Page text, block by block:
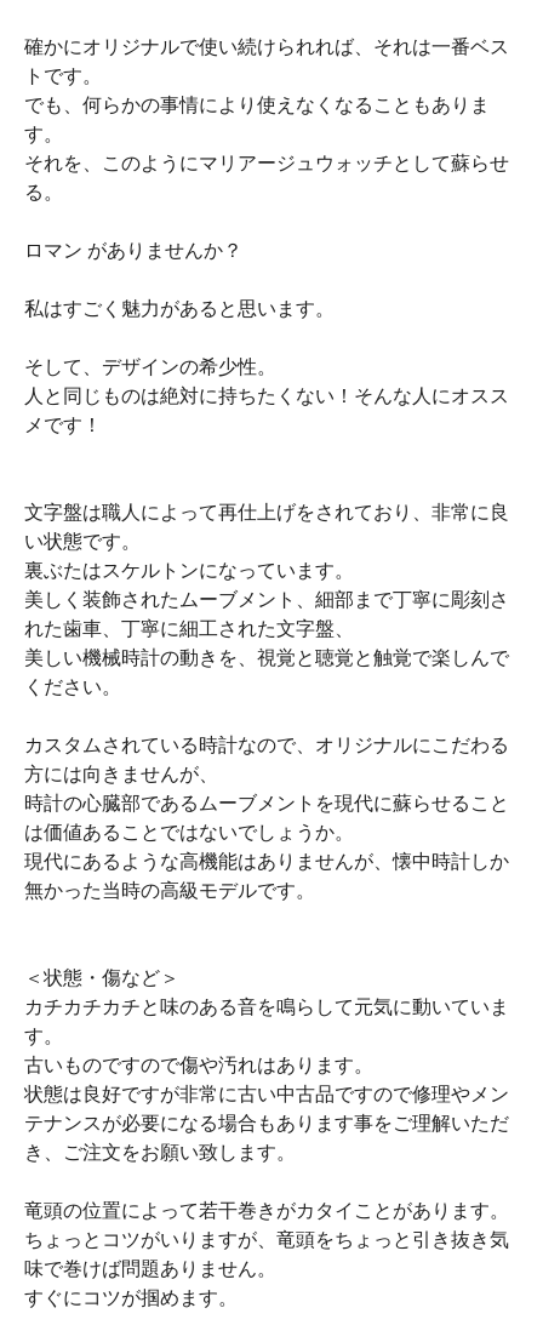
確かにオリジナルで使い続けられれば、それは一番ベス
トです。
でも、何らかの事情により使えなくなることもありま
す。
それを、このようにマリアージュウォッチとして蘇らせ
る。
ロマン がありませんか？
私はすごく魅力があると思います。
そして、デザインの希少性。
人と同じものは絶対に持ちたくない！そんな人にオスス
メです！
文字盤は職人によって再仕上げをされており、非常に良
い状態です。
裏ぶたはスケルトンになっています。
美しく装飾されたムーブメント、細部まで丁寧に彫刻さ
れた歯車、丁寧に細工された文字盤、
美しい機械時計の動きを、視覚と聴覚と触覚で楽しんで
ください。
カスタムされている時計なので、オリジナルにこだわる
方には向きませんが、
時計の心臓部であるムーブメントを現代に蘇らせること
は価値あることではないでしょうか。
現代にあるような高機能はありませんが、懐中時計しか
無かった当時の高級モデルです。
＜状態・傷など＞
カチカチカチと味のある音を鳴らして元気に動いていま
す。
古いものですので傷や汚れはあります。
状態は良好ですが非常に古い中古品ですので修理やメン
テナンスが必要になる場合もあります事をご理解いただ
き、ご注文をお願い致します。
竜頭の位置によって若干巻きがカタイことがあります。
ちょっとコツがいりますが、竜頭をちょっと引き抜き気
味で巻けば問題ありません。
すぐにコツが掴めます。